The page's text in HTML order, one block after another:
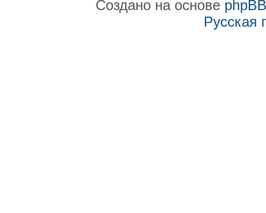
Создано на основе phpBB
Русская